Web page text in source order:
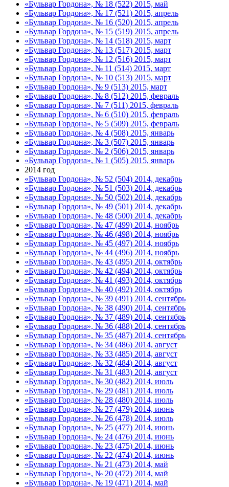
«Бульвар Гордона», № 18 (522) 2015, май
«Бульвар Гордона», № 17 (521) 2015, апрель
«Бульвар Гордона», № 16 (520) 2015, апрель
«Бульвар Гордона», № 15 (519) 2015, апрель
«Бульвар Гордона», № 14 (518) 2015, март
«Бульвар Гордона», № 13 (517) 2015, март
«Бульвар Гордона», № 12 (516) 2015, март
«Бульвар Гордона», № 11 (514) 2015, март
«Бульвар Гордона», № 10 (513) 2015, март
«Бульвар Гордона», № 9 (513) 2015, март
«Бульвар Гордона», № 8 (512) 2015, февраль
«Бульвар Гордона», № 7 (511) 2015, февраль
«Бульвар Гордона», № 6 (510) 2015, февраль
«Бульвар Гордона», № 5 (509) 2015, февраль
«Бульвар Гордона», № 4 (508) 2015, январь
«Бульвар Гордона», № 3 (507) 2015, январь
«Бульвар Гордона», № 2 (506) 2015, январь
«Бульвар Гордона», № 1 (505) 2015, январь
2014 год
«Бульвар Гордона», № 52 (504) 2014, декабрь
«Бульвар Гордона», № 51 (503) 2014, декабрь
«Бульвар Гордона», № 50 (502) 2014, декабрь
«Бульвар Гордона», № 49 (501) 2014, декабрь
«Бульвар Гордона», № 48 (500) 2014, декабрь
«Бульвар Гордона», № 47 (499) 2014, ноябрь
«Бульвар Гордона», № 46 (498) 2014, ноябрь
«Бульвар Гордона», № 45 (497) 2014, ноябрь
«Бульвар Гордона», № 44 (496) 2014, ноябрь
«Бульвар Гордона», № 43 (495) 2014, октябрь
«Бульвар Гордона», № 42 (494) 2014, октябрь
«Бульвар Гордона», № 41 (493) 2014, октябрь
«Бульвар Гордона», № 40 (492) 2014, октябрь
«Бульвар Гордона», № 39 (491) 2014, сентябрь
«Бульвар Гордона», № 38 (490) 2014, сентябрь
«Бульвар Гордона», № 37 (489) 2014, сентябрь
«Бульвар Гордона», № 36 (488) 2014, сентябрь
«Бульвар Гордона», № 35 (487) 2014, сентябрь
«Бульвар Гордона», № 34 (486) 2014, август
«Бульвар Гордона», № 33 (485) 2014, август
«Бульвар Гордона», № 32 (484) 2014, август
«Бульвар Гордона», № 31 (483) 2014, август
«Бульвар Гордона», № 30 (482) 2014, июль
«Бульвар Гордона», № 29 (481) 2014, июль
«Бульвар Гордона», № 28 (480) 2014, июль
«Бульвар Гордона», № 27 (479) 2014, июнь
«Бульвар Гордона», № 26 (478) 2014, июль
«Бульвар Гордона», № 25 (477) 2014, июнь
«Бульвар Гордона», № 24 (476) 2014, июнь
«Бульвар Гордона», № 23 (475) 2014, июнь
«Бульвар Гордона», № 22 (474) 2014, июнь
«Бульвар Гордона», № 21 (473) 2014, май
«Бульвар Гордона», № 20 (472) 2014, май
«Бульвар Гордона», № 19 (471) 2014, май